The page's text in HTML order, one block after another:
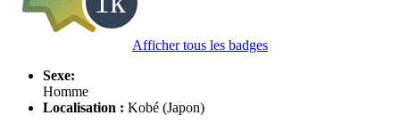
Afficher tous les badges
Sexe:
Homme
Localisation : Kobé (Japon)